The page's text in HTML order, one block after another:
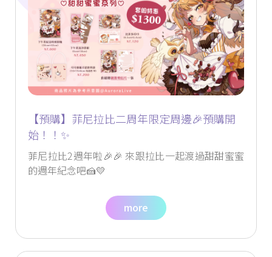
【預購】菲尼拉比二周年限定周邊🎉預購開
始！！✨
菲尼拉比2週年啦🎉🎉 來跟拉比一起渡過甜甜蜜蜜
的週年紀念吧🍰💛
more